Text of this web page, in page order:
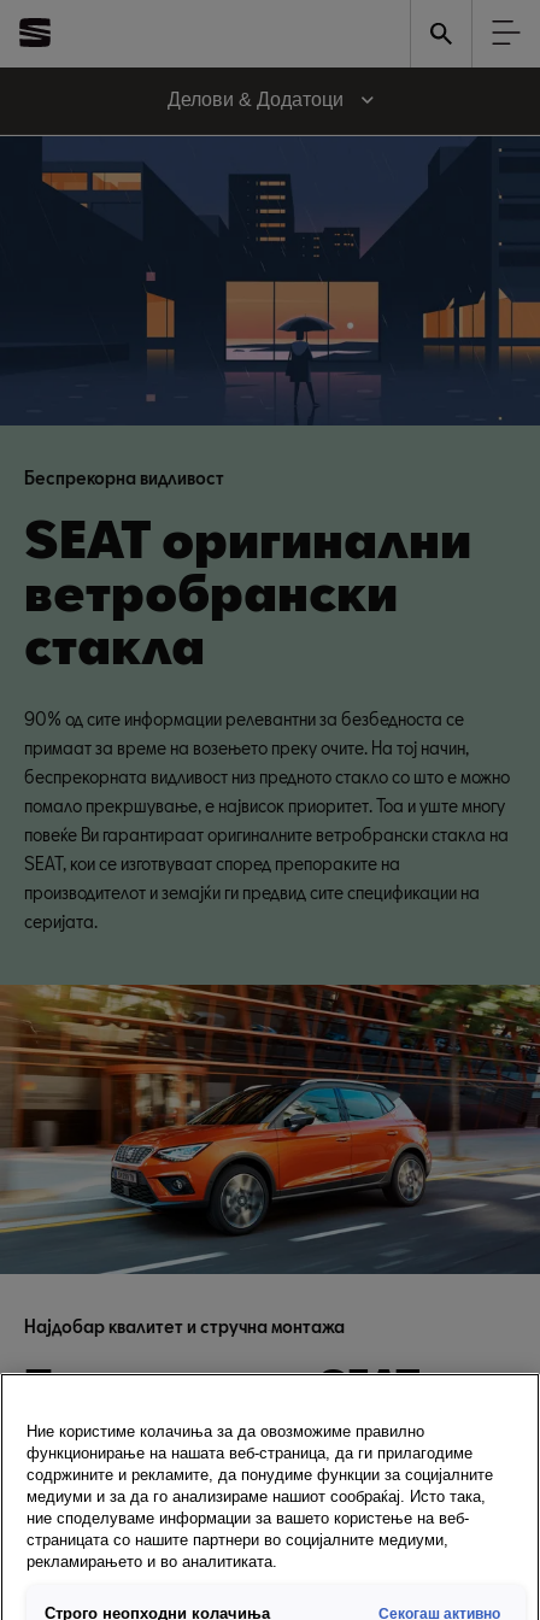
Делови & Додатоци
Беспрекорна видливост
SEAT оригинални
ветробрански
стакла
90% од сите информации релевантни за безбедноста се
примаат за време на возењето преку очите. На тој начин,
беспрекорната видливост низ предното стакло со што е можно
помало прекршување, е највисок приоритет. Тоа и уште многу
повеќе Ви гарантираат оригиналните ветробрански стакла на
SEAT, кои се изготвуваат според препораките на
производителот и земајќи ги предвид сите спецификации на
серијата.
Најдобар квалитет и стручна монтажа
Предности на SEAT
оригинално авто
стакло
Висок визуелен квалитет
Високо ниво на заштита од УВ-зраци
Ние користиме колачиња за да овозможиме правилно
функционирање на нашата веб-страница, да ги прилагодиме
содржините и рекламите, да понудиме функции за социјалните
медиуми и за да го анализираме нашиот сообраќај. Исто така,
ние споделуваме информации за вашето користење на веб-
страницата со нашите партнери во социјалните медиуми,
рекламирањето и во аналитиката.
Строго неопходни колачиња Секогаш активно